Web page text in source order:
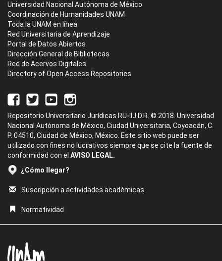
Universidad Nacional Autónoma de México
Coordinación de Humanidades UNAM
Toda la UNAM en línea
Red Universitaria de Aprendizaje
Portal de Datos Abiertos
Dirección General de Bibliotecas
Red de Acervos Digitales
Directory of Open Access Repositories
Repositorio Universitario Jurídicas RU-IIJ D.R. © 2018. Universidad
Nacional Autónoma de México, Ciudad Universitaria, Coyoacán, C.
P. 04510, Ciudad de México, México. Este sitio web puede ser
utilizado con fines no lucrativos siempre que se cite la fuente de
conformidad con el AVISO LEGAL.
¿Cómo llegar?
Suscripción a actividades académicas
Normatividad